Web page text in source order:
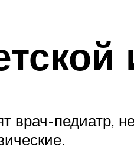
врач-педиатр,